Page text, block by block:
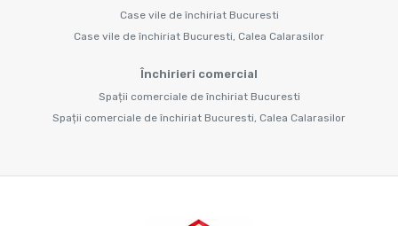
Case vile de închiriat Bucuresti
Case vile de închiriat Bucuresti, Calea Calarasilor
Închirieri comercial
Spații comerciale de închiriat Bucuresti
Spații comerciale de închiriat Bucuresti, Calea Calarasilor